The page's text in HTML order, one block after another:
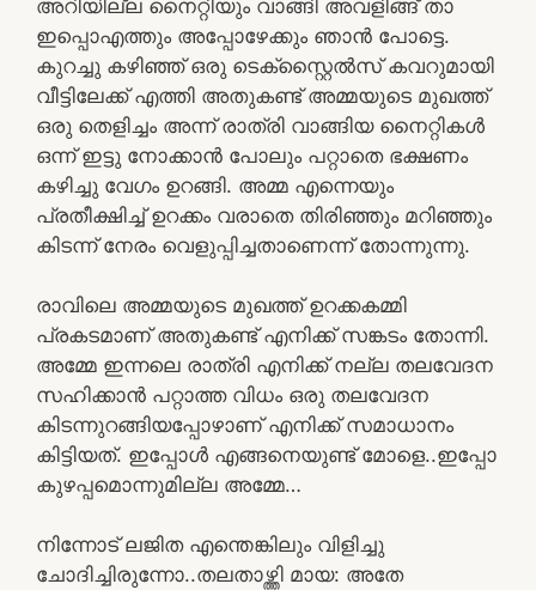
അറിയില്ല നൈറ്റിയും വാങ്ങി അവളിങ്ങ് താ
ഇപ്പൊഎത്തും അപ്പോഴേക്കും ഞാൻ പോട്ടെ.
കുറച്ചു കഴിഞ്ഞ് ഒരു ടെക്സ്റ്റൈൽസ് കവറുമായി
വീട്ടിലേക്ക് എത്തി അതുകണ്ട് അമ്മയുടെ മുഖത്ത്
ഒരു തെളിച്ചം അന്ന് രാത്രി വാങ്ങിയ നൈറ്റികൾ
ഒന്ന് ഇട്ടു നോക്കാൻ പോലും പറ്റാതെ ഭക്ഷണം
കഴിച്ചു വേഗം ഉറങ്ങി. അമ്മ എന്നെയും
പ്രതീക്ഷിച്ച് ഉറക്കം വരാതെ തിരിഞ്ഞും മറിഞ്ഞും
കിടന്ന് നേരം വെളുപ്പിച്ചതാണെന്ന് തോന്നുന്നു.
രാവിലെ അമ്മയുടെ മുഖത്ത് ഉറക്കകമ്മി
പ്രകടമാണ് അതുകണ്ട് എനിക്ക് സങ്കടം തോന്നി.
അമ്മേ ഇന്നലെ രാത്രി എനിക്ക് നല്ല തലവേദന
സഹിക്കാൻ പറ്റാത്ത വിധം ഒരു തലവേദന
കിടന്നുറങ്ങിയപ്പോഴാണ് എനിക്ക് സമാധാനം
കിട്ടിയത്. ഇപ്പോൾ എങ്ങനെയുണ്ട് മോളെ..ഇപ്പോ
കുഴപ്പമൊന്നുമില്ല അമ്മേ…
നിന്നോട് ലജിത എന്തെങ്കിലും വിളിച്ചു
ചോദിച്ചിരുന്നോ..തലതാഴ്ത്തി മായ: അതേ